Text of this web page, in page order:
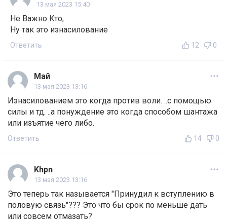
13 мая 2023 15:40
Не Важно Кто,
Ну так это изнасилование
Ответить 12 0
Май
13 мая 2023 13:16
Изнасилованием это когда против воли. ..с помощью
силы и тд. ..а понуждение это когда способом шантажа
или изъятие чего либо.
Ответить 14 0
Khpn
13 мая 2023 13:16
Это теперь так называется "Принудил к вступлению в
половую связь"??? Это что бы срок по меньше дать
или совсем отмазать?